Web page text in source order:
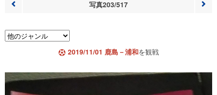
写真203/517
2019/11/01 鹿島－浦和を観戦